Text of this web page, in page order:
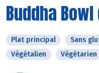
Buddha
Plat principal Sans
Végétalien
Végétarien